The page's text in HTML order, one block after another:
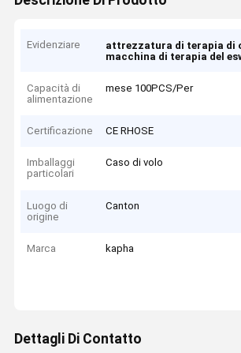
Evidenziare attrezzatura di terapia di
macchina di terapia del
Capacità di
alimentazione
mese 100PCS/Per
Certificazione CE RHOSE
Imballaggi
particolari
Caso di volo
Luogo di
origine
Canton
Marca kapha
Dettagli Di Contatto